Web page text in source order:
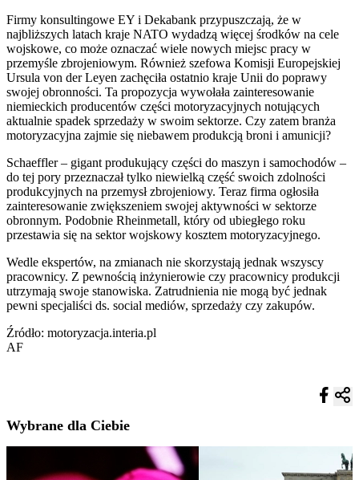
Firmy konsultingowe EY i Dekabank przypuszczają, że w
najbliższych latach kraje NATO wydadzą więcej środków na cele
wojskowe, co może oznaczać wiele nowych miejsc pracy w
przemyśle zbrojeniowym. Również szefowa Komisji Europejskiej
Ursula von der Leyen zachęciła ostatnio kraje Unii do poprawy
swojej obronności. Ta propozycja wywołała zainteresowanie
niemieckich producentów części motoryzacyjnych notujących
aktualnie spadek sprzedaży w swoim sektorze. Czy zatem branża
motoryzacyjna zajmie się niebawem produkcją broni i amunicji?
Schaeffler – gigant produkujący części do maszyn i samochodów –
do tej pory przeznaczał tylko niewielką część swoich zdolności
produkcyjnych na przemysł zbrojeniowy. Teraz firma ogłosiła
zainteresowanie zwiększeniem swojej aktywności w sektorze
obronnym. Podobnie Rheinmetall, który od ubiegłego roku
przestawia się na sektor wojskowy kosztem motoryzacyjnego.
Wedle ekspertów, na zmianach nie skorzystają jednak wszyscy
pracownicy. Z pewnością inżynierowie czy pracownicy produkcji
utrzymają swoje stanowiska. Zatrudnienia nie mogą być jednak
pewni specjaliści ds. social mediów, sprzedaży czy zakupów.
Źródło: motoryzacja.interia.pl
AF
Wybrane dla Ciebie